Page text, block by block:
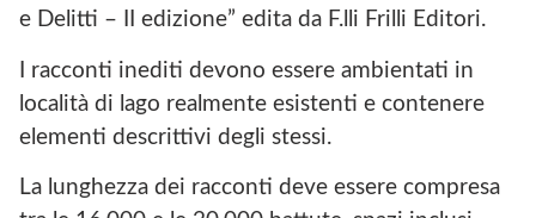
e Delitti – II edizione” edita da F.lli Frilli Editori.
I racconti inediti devono essere ambientati in
località di lago realmente esistenti e contenere
elementi descrittivi degli stessi.
La lunghezza dei racconti deve essere compresa